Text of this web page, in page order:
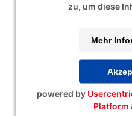
zu, um diese
Mehr
powered by
Platform